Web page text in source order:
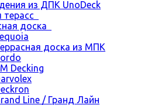
из ДПК UnoDeck
доска
доска из МПК
Decking
Line / Гранд Лайн